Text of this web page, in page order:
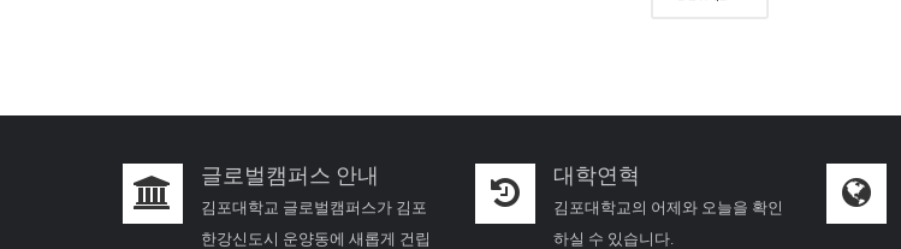
글로벌캠퍼스 안내
김포대학교 글로벌캠퍼스가 김포
한강신도시 운양동에 새롭게 건립
대학연혁
김포대학교의 어제와 오늘을 확인
하실 수 있습니다.